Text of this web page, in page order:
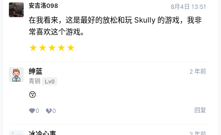
沉浸其中，在房间里施展魔法、摆弄各种物品，乐趣无
穷。我见过有人抱怨它太短，或者玩一段时间后会觉得
无聊，但我觉得这两种说法都不对。剧情部分有点短，
在主房间里玩各种东西，和骷髅头对话好几个小时。更
★★★
常喜欢这个游戏。